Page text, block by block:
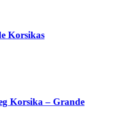
Korsikas
Korsika – Grande